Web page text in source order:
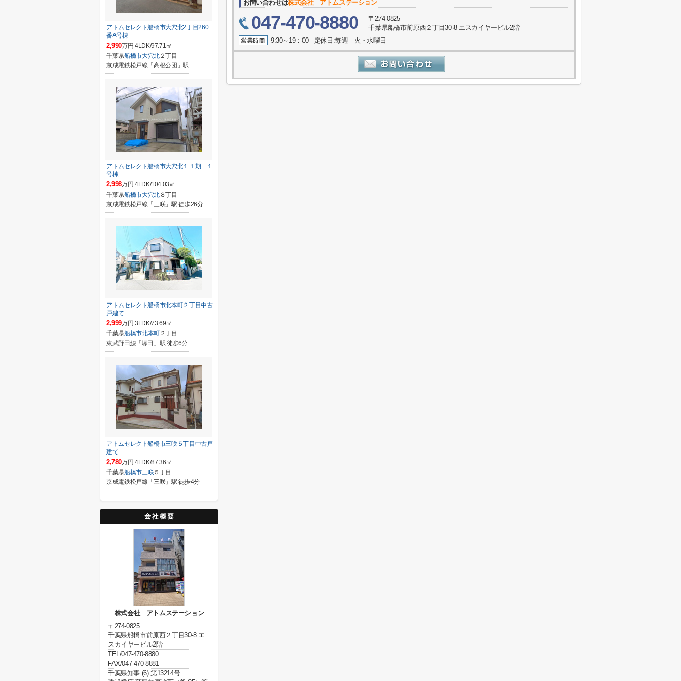
お問い合わせは株式会社 アトムステーション
047-470-8880
〒274-0825
千葉県船橋市前原西２丁目30-8 エスカイヤービル2階
9:30～19：00 定休日:毎週 火・水曜日
アトムセレクト船橋市大穴北2丁目260
番A号棟
2,990万円 4LDK/97.71㎡
千葉県船橋市大穴北２丁目
京成電鉄松戸線「高根公団」駅
アトムセレクト船橋市大穴北１１期 １
号棟
2,998万円 4LDK/104.03㎡
千葉県船橋市大穴北８丁目
京成電鉄松戸線「三咲」駅 徒歩26分
アトムセレクト船橋市北本町２丁目中古
戸建て
2,999万円 3LDK/73.69㎡
千葉県船橋市北本町２丁目
東武野田線「塚田」駅 徒歩6分
アトムセレクト船橋市三咲５丁目中古戸
建て
2,780万円 4LDK/87.36㎡
千葉県船橋市三咲５丁目
京成電鉄松戸線「三咲」駅 徒歩4分
株式会社 アトムステーション
〒274-0825
千葉県船橋市前原西２丁目30-8 エ
スカイヤービル2階
TEL/047-470-8880
FAX/047-470-8881
千葉県知事 (6) 第13214号